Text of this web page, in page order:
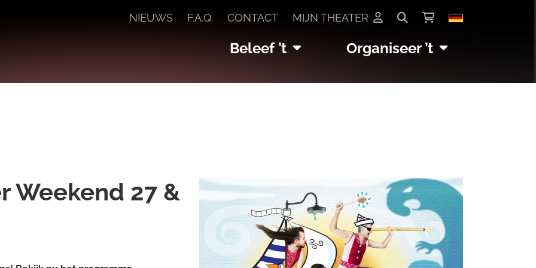
NIEUWS F.A.Q. CONTACT MIJN THEATER
Beleef ’t Organiseer ’t
Weekend 27 &